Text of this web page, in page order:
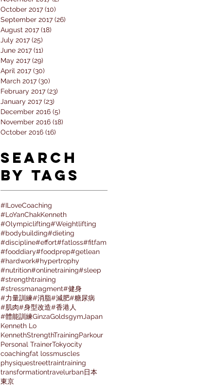
October 2017 (10)
September 2017 (26)
August 2017 (18)
July 2017 (25)
June 2017 (11)
May 2017 (29)
April 2017 (30)
March 2017 (30)
February 2017 (23)
January 2017 (23)
December 2016 (5)
November 2016 (18)
October 2016 (16)
Search
By Tags
#ILoveCoaching
#LoYanChakKenneth
#Olympiclifting#Weightlifting
#bodybuilding#dieting
#discipline#effort#fatloss#fitfam
#fooddiary#foodprep#getlean
#hardwork#hypertrophy
#nutrition#onlinetraining#sleep
#strengthtraining
#stressmanagment#健身
#力量訓練#消脂#減肥#糖尿病
#肌肉#身型改造#香港人
#體能訓練GinzaGoldsgym Japan
Kenneth Lo
KennethStrengthTrainingParkour
Personal TrainerTokyocity
coachingfat lossmuscles
physiquestreettraintraining
transformationtravelurban日本
東京